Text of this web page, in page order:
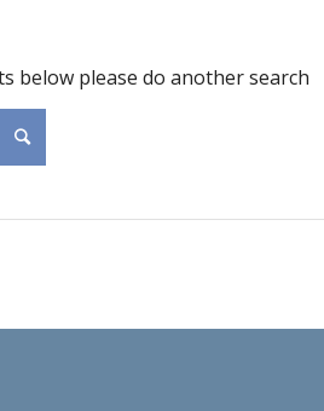
below please do another search